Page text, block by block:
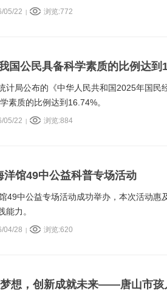
文化素质提升，助力实现高水平科技自立
05/22 浏览:772
国公民具备科学素质的比例达到
计局公布的《中华人民共和国2025年国民
素质的比例达到16.74%。
05/22 浏览:884
洋馆49中公益科普专场活动
49中公益专场活动成功举办，本次活动惠
能力。
04/28 浏览:620
想，创新成就未来——唐山市孩